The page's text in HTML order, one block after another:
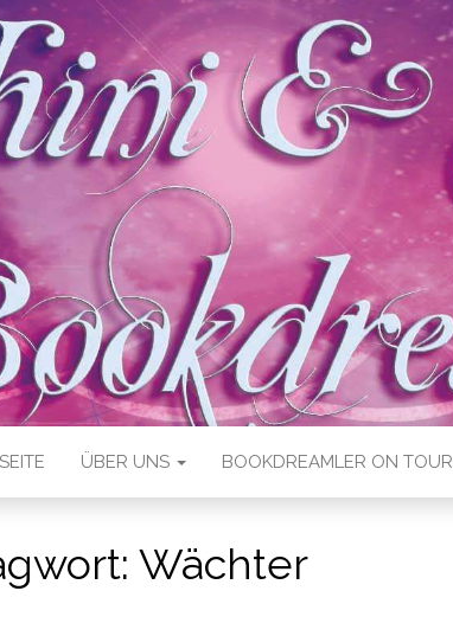
ÜBER UNS BOOKDREAMLER ON TOUR
Wächter